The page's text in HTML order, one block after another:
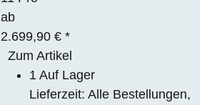
ab
2.699,90 €*
Zum Artikel
1 Auf Lager
Lieferzeit: Alle Bestellungen,